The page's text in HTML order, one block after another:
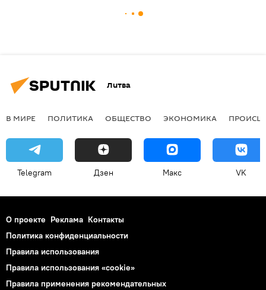
Литва
В МИРЕ ПОЛИТИКА ОБЩЕСТВО ЭКОНОМИКА
Telegram Дзен Макс VK
О проекте Реклама Контакты
Политика конфиденциальности
Правила использования
Правила использования «cookie»
Правила применения рекомендательных